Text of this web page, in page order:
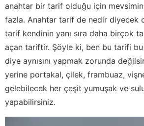
anahtar bir tarif olduğu için
fazla. Anahtar tarif de nedir diyecek
tarif kendinin yanı sıra daha birçok
açan tariftir. Şöyle ki, ben bu tarifi bu
diye aynısını yapmak zorunda
yerine portakal, çilek, frambuaz,
gelebilecek her çeşit yumuşak ve
yapabilirsiniz.